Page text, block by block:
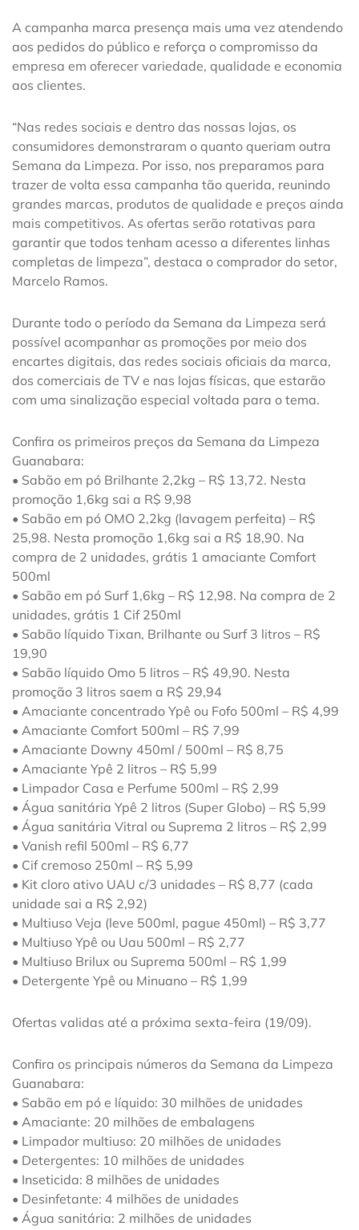
A campanha marca presença mais uma vez atendendo
aos pedidos do público e reforça o compromisso da
empresa em oferecer variedade, qualidade e economia
aos clientes.
“Nas redes sociais e dentro das nossas lojas, os
consumidores demonstraram o quanto queriam outra
Semana da Limpeza. Por isso, nos preparamos para
trazer de volta essa campanha tão querida, reunindo
grandes marcas, produtos de qualidade e preços ainda
mais competitivos. As ofertas serão rotativas para
garantir que todos tenham acesso a diferentes linhas
completas de limpeza”, destaca o comprador do setor,
Marcelo Ramos.
Durante todo o período da Semana da Limpeza será
possível acompanhar as promoções por meio dos
encartes digitais, das redes sociais oficiais da marca,
dos comerciais de TV e nas lojas físicas, que estarão
com uma sinalização especial voltada para o tema.
Confira os primeiros preços da Semana da Limpeza
Guanabara:
• Sabão em pó Brilhante 2,2kg – R$ 13,72. Nesta
promoção 1,6kg sai a R$ 9,98
• Sabão em pó OMO 2,2kg (lavagem perfeita) – R$
25,98. Nesta promoção 1,6kg sai a R$ 18,90. Na
compra de 2 unidades, grátis 1 amaciante Comfort
500ml
• Sabão em pó Surf 1,6kg – R$ 12,98. Na compra de 2
unidades, grátis 1 Cif 250ml
• Sabão líquido Tixan, Brilhante ou Surf 3 litros – R$
19,90
• Sabão líquido Omo 5 litros – R$ 49,90. Nesta
promoção 3 litros saem a R$ 29,94
• Amaciante concentrado Ypê ou Fofo 500ml – R$ 4,99
• Amaciante Comfort 500ml – R$ 7,99
• Amaciante Downy 450ml / 500ml – R$ 8,75
• Amaciante Ypê 2 litros – R$ 5,99
• Limpador Casa e Perfume 500ml – R$ 2,99
• Água sanitária Ypê 2 litros (Super Globo) – R$ 5,99
• Água sanitária Vitral ou Suprema 2 litros – R$ 2,99
• Vanish refil 500ml – R$ 6,77
• Cif cremoso 250ml – R$ 5,99
• Kit cloro ativo UAU c/3 unidades – R$ 8,77 (cada
unidade sai a R$ 2,92)
• Multiuso Veja (leve 500ml, pague 450ml) – R$ 3,77
• Multiuso Ypê ou Uau 500ml – R$ 2,77
• Multiuso Brilux ou Suprema 500ml – R$ 1,99
• Detergente Ypê ou Minuano – R$ 1,99
Ofertas validas até a próxima sexta-feira (19/09).
Confira os principais números da Semana da Limpeza
Guanabara:
• Sabão em pó e líquido: 30 milhões de unidades
• Amaciante: 20 milhões de embalagens
• Limpador multiuso: 20 milhões de unidades
• Detergentes: 10 milhões de unidades
• Inseticida: 8 milhões de unidades
• Desinfetante: 4 milhões de unidades
• Água sanitária: 2 milhões de unidades